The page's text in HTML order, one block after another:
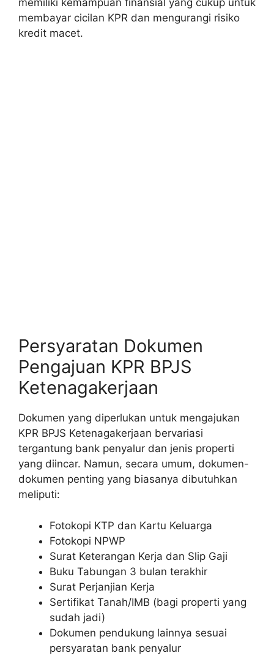
membayar cicilan KPR dan mengurangi risiko
kredit macet.
Persyaratan Dokumen
Pengajuan KPR BPJS
Ketenagakerjaan
Dokumen yang diperlukan untuk mengajukan
KPR BPJS Ketenagakerjaan bervariasi
tergantung bank penyalur dan jenis properti
yang diincar. Namun, secara umum, dokumen-
dokumen penting yang biasanya dibutuhkan
meliputi:
Fotokopi KTP dan Kartu Keluarga
Fotokopi NPWP
Surat Keterangan Kerja dan Slip Gaji
Buku Tabungan 3 bulan terakhir
Surat Perjanjian Kerja
Sertifikat Tanah/IMB (bagi properti yang
sudah jadi)
Dokumen pendukung lainnya sesuai
persyaratan bank penyalur